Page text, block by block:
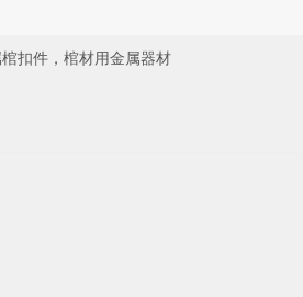
扣件，棺材用金属器材